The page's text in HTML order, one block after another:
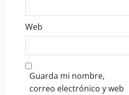
Web
Guarda mi nombre,
correo electrónico y web